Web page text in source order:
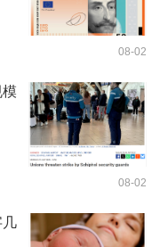
08-02
08-02
几